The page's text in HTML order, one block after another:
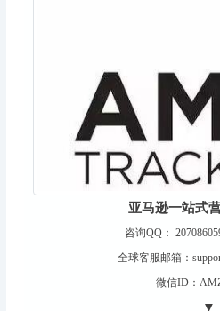
亚马逊一站式
咨询QQ：
全球客服邮箱：
微信ID：
▼